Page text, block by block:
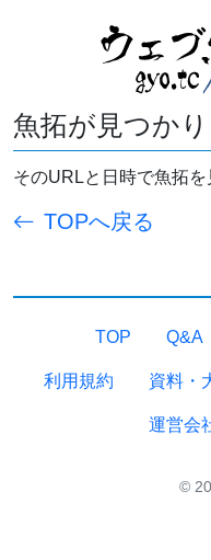
魚拓が見つかり
そのURLと日時で魚拓を
TOPへ戻る
TOP Q&A
利用規約 資料・
運営会
©